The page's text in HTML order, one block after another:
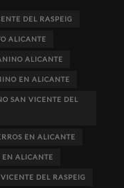
DEL RASPEIG
ALICANTE
ALICANTE
EN ALICANTE
SAN VICENTE DEL
EN ALICANTE
EN ALICANTE
DEL RASPEIG